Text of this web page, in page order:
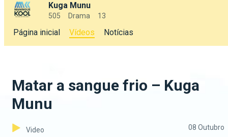
Kuga Munu
505 Drama 13
Página inicial Vídeos Notícias
Matar a sangue frio – Kuga
Munu
Video 08 Outubro